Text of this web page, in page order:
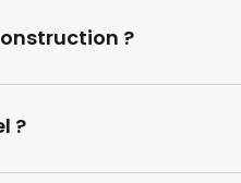
?
?